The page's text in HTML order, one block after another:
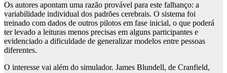
Os autores apontam uma razão provável para este falhanço: a
variabilidade individual dos padrões cerebrais. O sistema foi
treinado com dados de outros pilotos em fase inicial, o que poderá
ter levado a leituras menos precisas em alguns participantes e
evidenciado a dificuldade de generalizar modelos entre pessoas
diferentes.
O interesse vai além do simulador. James Blundell, de Cranfield,